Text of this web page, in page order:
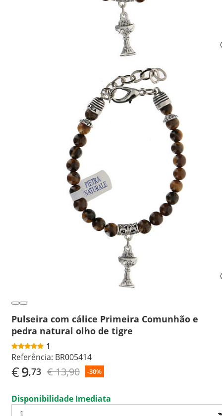
Pulseira com cálice Primeira Comunhão e
pedra natural olho de tigre
1
Referência: BR005414
€9,73 € 13,90 -30%
Disponibilidade Imediata